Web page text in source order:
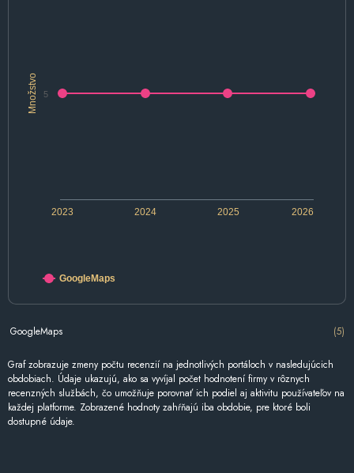
Množstvo
2024 2026
2023 2025
5
GoogleMaps
GoogleMaps (5)
Graf zobrazuje zmeny počtu recenzií na jednotlivých portáloch v nasledujúcich
obdobiach. Údaje ukazujú, ako sa vyvíjal počet hodnotení firmy v rôznych
recenzných službách, čo umožňuje porovnať ich podiel aj aktivitu používateľov na
každej platforme. Zobrazené hodnoty zahŕňajú iba obdobie, pre ktoré boli
dostupné údaje.